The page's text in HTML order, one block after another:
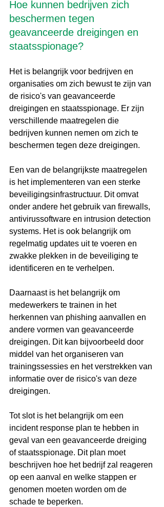
Hoe kunnen bedrijven zich
beschermen tegen
geavanceerde dreigingen en
staatsspionage?
Het is belangrijk voor bedrijven en
organisaties om zich bewust te zijn van
de risico's van geavanceerde
dreigingen en staatsspionage. Er zijn
verschillende maatregelen die
bedrijven kunnen nemen om zich te
beschermen tegen deze dreigingen.
Een van de belangrijkste maatregelen
is het implementeren van een sterke
beveiligingsinfrastructuur. Dit omvat
onder andere het gebruik van firewalls,
antivirussoftware en intrusion detection
systems. Het is ook belangrijk om
regelmatig updates uit te voeren en
zwakke plekken in de beveiliging te
identificeren en te verhelpen.
Daarnaast is het belangrijk om
medewerkers te trainen in het
herkennen van phishing aanvallen en
andere vormen van geavanceerde
dreigingen. Dit kan bijvoorbeeld door
middel van het organiseren van
trainingssessies en het verstrekken van
informatie over de risico's van deze
dreigingen.
Tot slot is het belangrijk om een
incident response plan te hebben in
geval van een geavanceerde dreiging
of staatsspionage. Dit plan moet
beschrijven hoe het bedrijf zal reageren
op een aanval en welke stappen er
genomen moeten worden om de
schade te beperken.